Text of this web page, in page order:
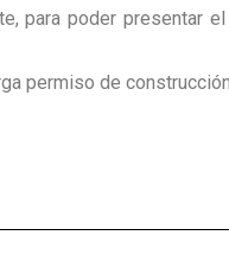
para poder
permiso de